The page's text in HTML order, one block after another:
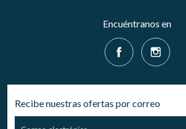
Encuéntranos en
Recibe nuestras ofertas por correo